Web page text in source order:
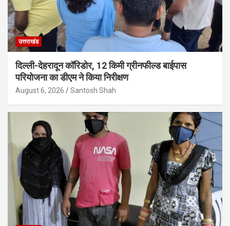
उत्तराखंड
दिल्ली-देहरादून कॉरिडोर, 12 किमी ग्रीनफील्ड बाईपास
परियोजना का डीएम ने किया निरीक्षण
August 6, 2026 Santosh Shah